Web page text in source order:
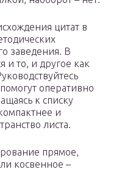
цитат в
заведения. В
и то, и другое как
оперативно
к списку
и
листа.
прямое,
косвенное –